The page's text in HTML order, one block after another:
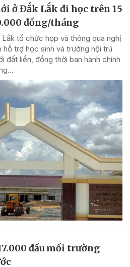
ở Đắk Lắk đi học trên 15
đồng/tháng
tổ chức họp và thông qua nghị
trợ học sinh và trường nội trú
đất liền, đồng thời ban hành chính
đầu mối trường